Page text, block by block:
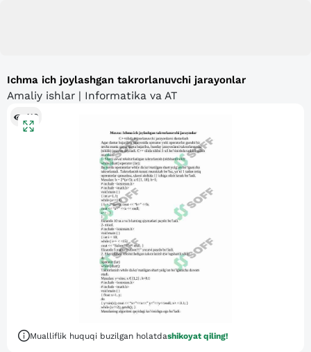
Ichma ich joylashgan takrorlanuvchi jarayonlar
Amaliy ishlar | Informatika va AT
410
Mualliflik huquqi buzilgan holatdashikoyat qiling!